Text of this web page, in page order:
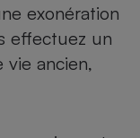
exonération
effectuez un
vie ancien,
de cuisson à
mobile -